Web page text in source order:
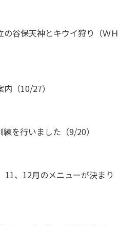
の谷保天神とキウイ狩り（ＷＨ
（10/27）
を行いました（9/20）
11、12月のメニューが決まり